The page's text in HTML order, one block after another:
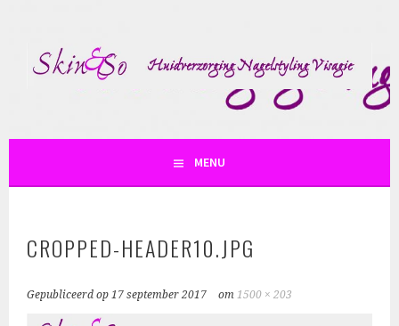
inhoud
SKIN AND SO
MENU
CROPPED-HEADER10.JPG
Gepubliceerd op17 september 2017 om1500 × 203